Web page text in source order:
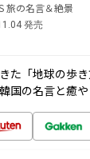
旅の名言＆絶景
発売
た「地球の歩
国の名言と癒